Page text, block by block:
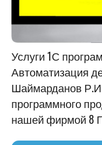
Информация
Услуги 1С
Автоматизация
Шаймарданов
программного
нашей фирмой 8